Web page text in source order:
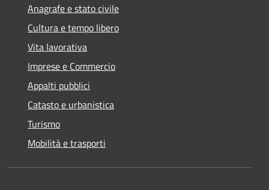
Anagrafe e stato civile
Cultura e tempo libero
Vita lavorativa
Imprese e Commercio
Appalti pubblici
Catasto e urbanistica
Turismo
Mobilità e trasporti